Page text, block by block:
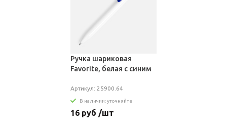
Ручка шариковая
Favorite, белая с синим
Артикул: 25900.64
В наличии: уточняйте
16 руб /шт